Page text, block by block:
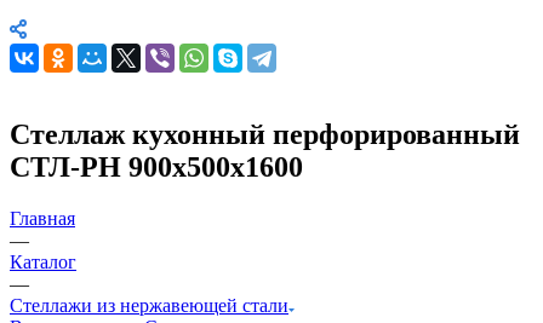
Стеллаж кухонный перфорированный
СТЛ-РН 900х500х1600
Главная
—
Каталог
—
Стеллажи из нержавеющей стали